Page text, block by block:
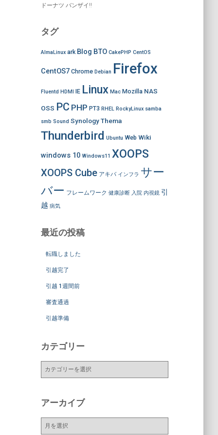
ドーナツ バンザイ!!
タグ
AlmaLinux ark Blog BTO CakePHP CentOS
CentOS7 Chrome Debian Firefox
Fluentd HDMI IE Linux Mac Mozilla NAS
OSS PC PHP PT3 RHEL RockyLinux samba
smb Sound Synology Thema
Thunderbird Ubuntu Web Wiki
windows 10 Windows11 XOOPS
XOOPS Cube アキバ インフラ サー
バー フレームワーク 健康診断 入院 内視鏡 引
越 病気
最近の投稿
転職しました
引越完了
引越 1週間前
審査通過
引越準備
カテゴリー
ー
アーカイブ
ー